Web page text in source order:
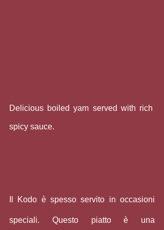
Delicious boiled yam served with rich
spicy sauce.
Il Kodo è spesso servito in occasioni
speciali. Questo piatto è una